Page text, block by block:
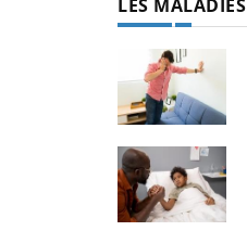
LES MALADIES